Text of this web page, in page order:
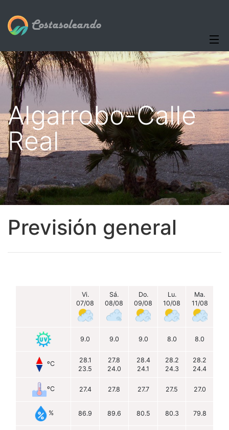
Costasoleando
Algarrobo-Calle
Real
Previsión general
Vi.
07/08
Sá.
08/08
Do.
09/08
Lu.
10/08
Ma.
11/08
9.0 9.0 9.0 8.0 8.0
ºC
28.1
23.5
27.8
24.0
28.4
24.1
28.2
24.3
28.2
24.4
ºC 27.4 27.8 27.7 27.5 27.0
% 86.9 89.6 80.5 80.3 79.8